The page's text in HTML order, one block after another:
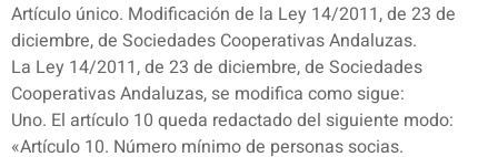
Artículo único. Modificación de la Ley 14/2011, de 23 de
diciembre, de Sociedades Cooperativas Andaluzas.
La Ley 14/2011, de 23 de diciembre, de Sociedades
Cooperativas Andaluzas, se modifica como sigue:
Uno. El artículo 10 queda redactado del siguiente modo:
«Artículo 10. Número mínimo de personas socias.